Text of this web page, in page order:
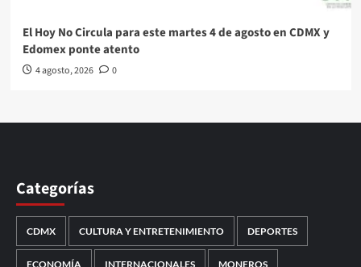
El Hoy No Circula para este martes 4 de agosto en CDMX y
Edomex ponte atento
4 agosto, 2026 0
Categorías
CDMX CULTURA Y ENTRETENIMIENTO DEPORTES
ECONOMÍA INTERNACIONALES MONEROS